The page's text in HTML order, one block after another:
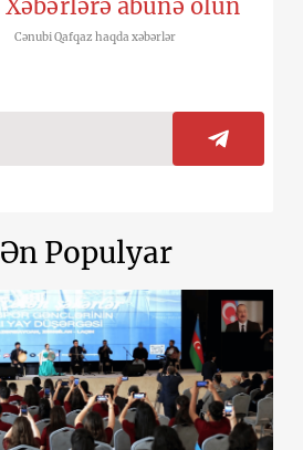
Xəbərlərə abunə olun
Cənubi Qafqaz haqda xəbərlər
Ən Populyar